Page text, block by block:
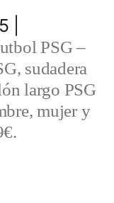
|
PSG –
sudadera
largo PSG
mujer y